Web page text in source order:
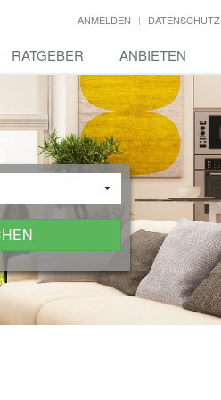
ANMELDEN DATENSCHUTZ
RATGEBER ANBIETEN